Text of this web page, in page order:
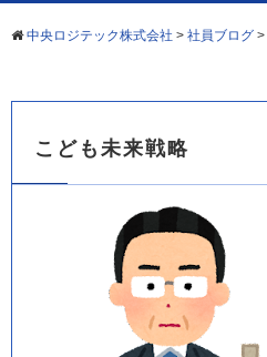
中央ロジテック株式会社 > 社員ブログ >
こども未来戦略